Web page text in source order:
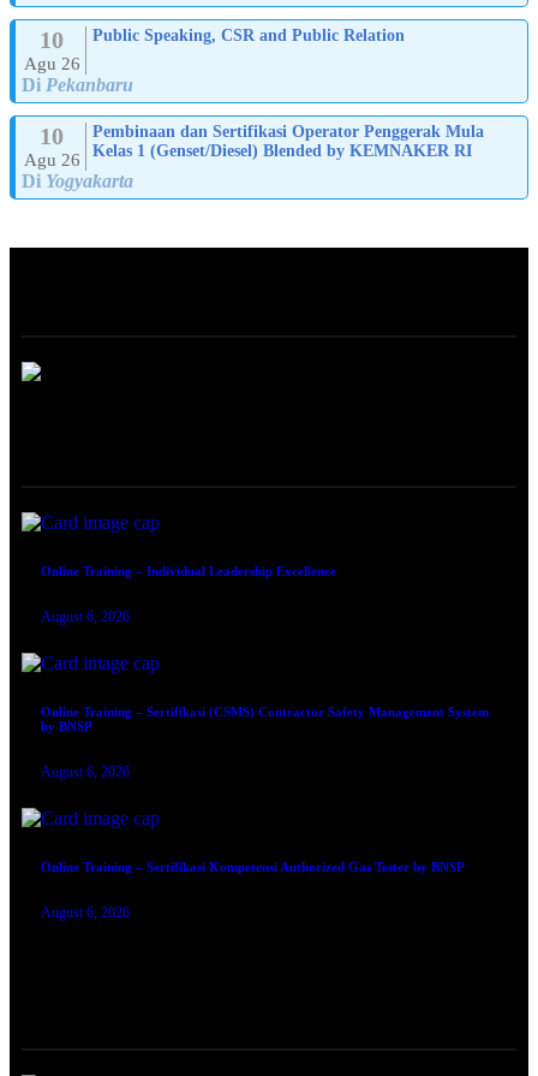
10
Agu 26
Public Speaking, CSR and Public Relation
Di Pekanbaru
10
Agu 26
Pembinaan dan Sertifikasi Operator Penggerak Mula
Kelas 1 (Genset/Diesel) Blended by KEMNAKER RI
Di Yogyakarta
Online Training – Individual Leadership Excellence
August 6, 2026
Online Training – Sertifikasi (CSMS) Contractor Safety Management System
by BNSP
August 6, 2026
Online Training – Sertifikasi Kompetensi Authorized Gas Tester by BNSP
August 6, 2026